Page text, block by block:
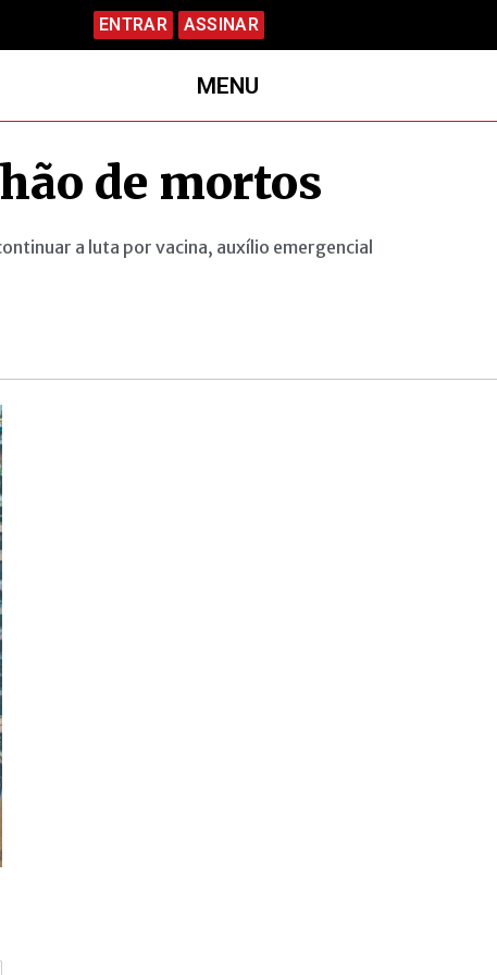
ENTRAR ASSINAR
MENU
de mortos
a luta por vacina, auxílio emergencial